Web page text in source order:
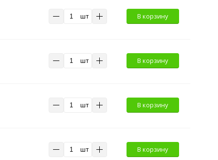
шт В корзину
шт В корзину
шт В корзину
шт В корзину